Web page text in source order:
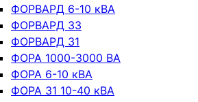
ФОРВАРД 6-10 кВА
ФОРВАРД 33
ФОРВАРД 31
ФОРА 1000-3000 ВА
ФОРА 6-10 кВА
ФОРА 31 10-40 кВА